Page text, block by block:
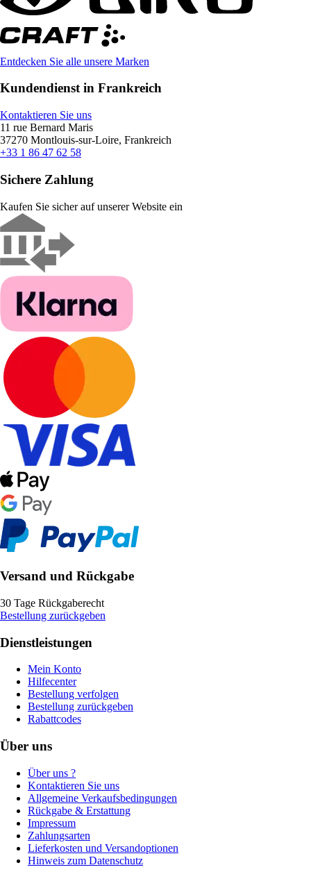
Entdecken Sie alle unsere Marken
Kundendienst in Frankreich
Kontaktieren Sie uns
11 rue Bernard Maris
37270 Montlouis-sur-Loire, Frankreich
+33 1 86 47 62 58
Sichere Zahlung
Kaufen Sie sicher auf unserer Website ein
Versand und Rückgabe
30 Tage Rückgaberecht
Bestellung zurückgeben
Dienstleistungen
Mein Konto
Hilfecenter
Bestellung verfolgen
Bestellung zurückgeben
Rabattcodes
Über uns
Über uns ?
Kontaktieren Sie uns
Allgemeine Verkaufsbedingungen
Rückgabe & Erstattung
Impressum
Zahlungsarten
Lieferkosten und Versandoptionen
Hinweis zum Datenschutz